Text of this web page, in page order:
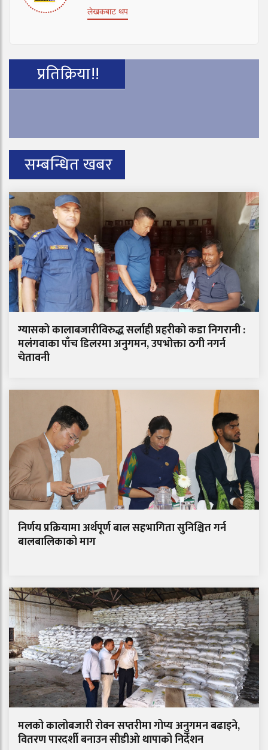
लेखकबाट थप
प्रतिक्रिया!!
सम्बन्धित खबर
ग्यासको कालाबजारीविरुद्ध सर्लाही प्रहरीको कडा निगरानी :
मलंगवाका पाँच डिलरमा अनुगमन, उपभोक्ता ठगी नगर्न
चेतावनी
निर्णय प्रक्रियामा अर्थपूर्ण बाल सहभागिता सुनिश्चित गर्न
बालबालिकाको माग
मलको कालोबजारी रोक्न सप्तरीमा गोप्य अनुगमन बढाइने,
वितरण पारदर्शी बनाउन सीडीओ थापाको निर्देशन